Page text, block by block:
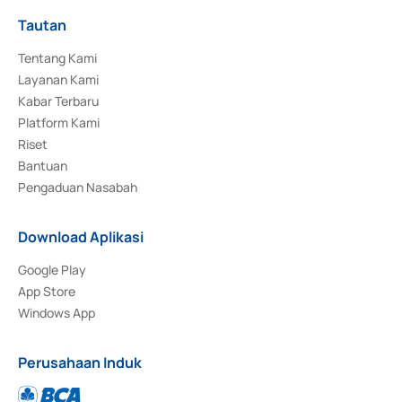
Tautan
Tentang Kami
Layanan Kami
Kabar Terbaru
Platform Kami
Riset
Bantuan
Pengaduan Nasabah
Download Aplikasi
Google Play
App Store
Windows App
Perusahaan Induk